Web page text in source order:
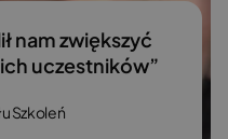
nam zwiększyć
uczestników”
Szkoleń